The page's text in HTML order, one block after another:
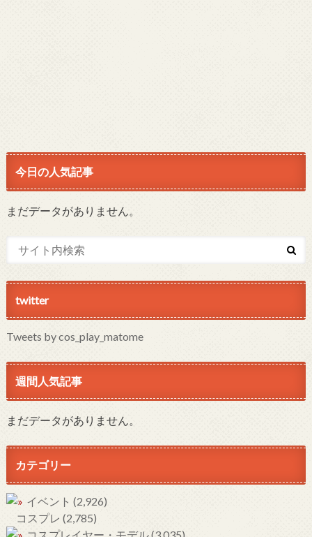
今日の人気記事
まだデータがありません。
twitter
Tweets by cos_play_matome
週間人気記事
まだデータがありません。
カテゴリー
イベント (2,926)
コスプレ (2,785)